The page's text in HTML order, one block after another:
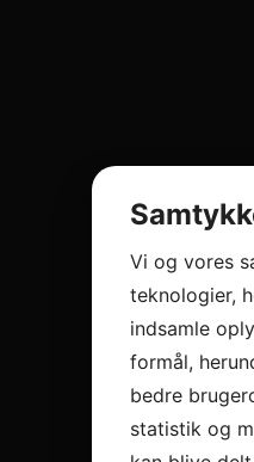
Vi og vores
teknologier,
indsamle
formål,
bedre
statistik og